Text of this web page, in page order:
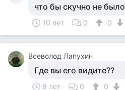
что бы скучно не было
10 лет 0 0
Всеволод Лапухин
Где вы его видите??
9 лет 0 0